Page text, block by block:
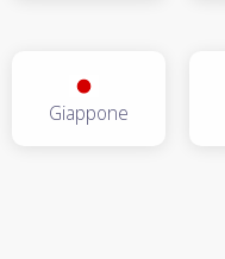
Giappone